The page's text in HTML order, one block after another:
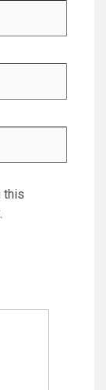
this